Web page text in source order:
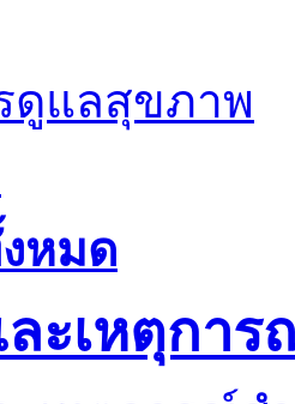
ดูแลสุขภาพ
หมด
ละเหตุกา